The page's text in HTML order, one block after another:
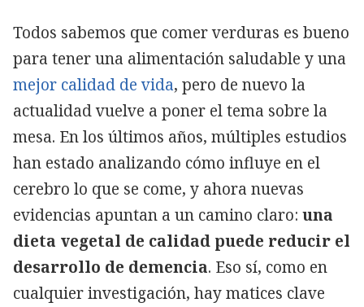
Todos sabemos que comer verduras es bueno
para tener una alimentación saludable y una
mejor calidad de vida, pero de nuevo la
actualidad vuelve a poner el tema sobre la
mesa. En los últimos años, múltiples estudios
han estado analizando cómo influye en el
cerebro lo que se come, y ahora nuevas
evidencias apuntan a un camino claro: una
dieta vegetal de calidad puede reducir el
desarrollo de demencia. Eso sí, como en
cualquier investigación, hay matices clave